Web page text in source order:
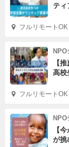
ティ
フルリモートOK
【
高校
フルリモートOK
【
が挑